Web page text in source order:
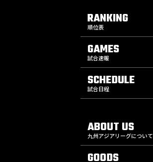
RANKING
順位表
GAMES
試合速報
SCHEDULE
試合日程
ABOUT US
九州アジアリーグについて
GOODS